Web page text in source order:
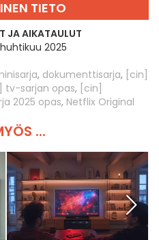
TIETO
JA AIKATAULUT
2025
, dokumenttisarja, [cin]
tv-sarjan opas, [cin]
2025 opas, Netflix Original
...